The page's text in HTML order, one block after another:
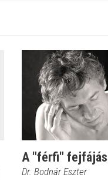
A "férfi" fejfájás
Dr. Bodnár Eszter